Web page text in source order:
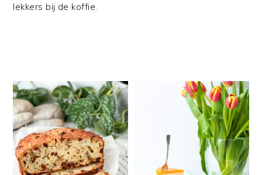
lekkers bij de koffie.